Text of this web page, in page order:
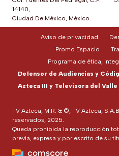
14140,
Ciudad De México, México.
TV Azteca, M.R. & ©, TV Azteca,
reservados, 2025.
Queda prohibida la reproducción
previa, expresa y por escrito de su
Aviso de privacidad
Promo Espacio
Programa de ética,
Defensor de Audiencias y
Azteca III y Televisora del Valle